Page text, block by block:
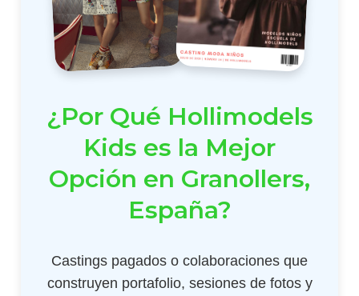
¿Por Qué Hollimodels
Kids es la Mejor
Opción en Granollers,
España?
Castings pagados o colaboraciones que
construyen portafolio, sesiones de fotos y